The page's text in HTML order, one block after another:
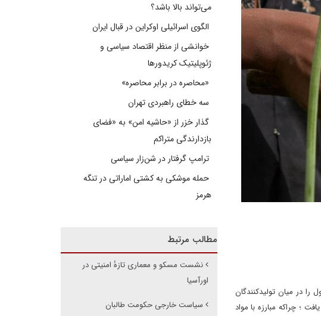
را در میان تولیدکنندگان
افغانستان توسط آمریکا و متحدانش در سال 2001 رشد چشمگیری یافت ؛ چراکه مبارزه با مواد
می‌تواند بالا باشد؟
الگوی اسرائیلی اوکراین در قبال ایران
خوانشی از منظر اقتصاد سیاسی و
ژئوپلیتیک کریدورها
«محاصره در برابر محاصره»
سه خطای راهبردی تهران
گذار خزر از «حاشیه امن» به «فضای
بازدارندگی متراکم
ترامپ گرفتار در شن‌زار سیاسی
حمله موشکی به کشتی اماراتی در تنگه
هرمز
مطالب مرتبط
نشست مسکو و معماری تازهٔ امنیتی در
اورآسیا
سیاست خارجی حکومت طالبان